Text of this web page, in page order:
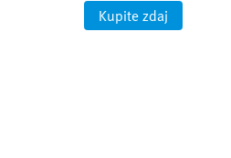
Kupite zdaj